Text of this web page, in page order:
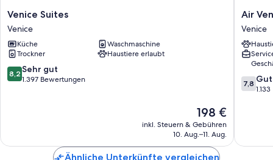
Alle Gästezimmer im Venice Breeze Suites überzeugen durch Komforts
kostenloses WLAN.
Zusätzliche Komforts in den Zimmern sind zum Beispiel:
Regenduschen, kostenlose Toilettenartikel und Haartrockner
Venice
Suites
Venice
Venice Suites
Venice
Küche
Waschmaschine
Trockner
Haustiere erlaubt
8.2
von
8,2 Sehr gut
1.397 Bewertungen
Der
Preis
beträgt
198 €
inkl. Steuern & Gebühren
10. Aug.–11. Aug.
Air
Venice
on
the
Beach
Venice
Air
Venice
7.8
von
7,8 Gut
Ähnliche Unterkünfte vergleichen